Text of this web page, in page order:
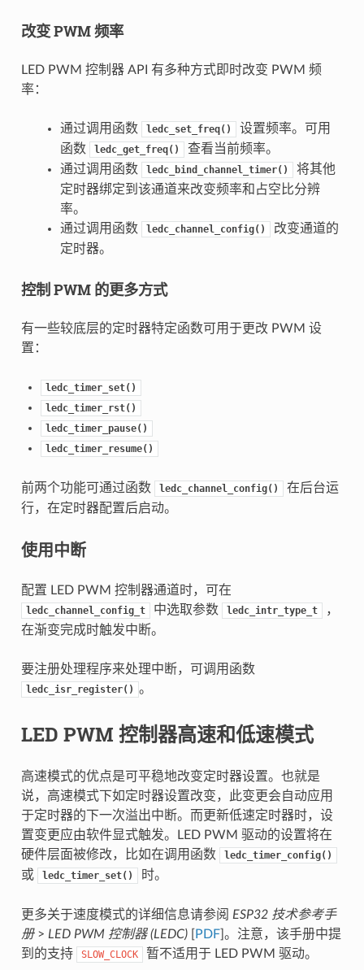
改变 PWM 频率
LED PWM 控制器 API 有多种方式即时改变 PWM 频
率：
通过调用函数 ledc_set_freq()
设置频率。可用
函数
ledc_get_freq()
查看当前频率。
通过调用函数
ledc_bind_channel_timer()
将其他
定时器绑定到该通道来改变频率和占空比分辨
率。
通过调用函数
ledc_channel_config()
改变通道的
定时器。
控制 PWM 的更多方式
有一些较底层的定时器特定函数可用于更改 PWM 设
置：
ledc_timer_set()
ledc_timer_rst()
ledc_timer_pause()
ledc_timer_resume()
前两个功能可通过函数 ledc_channel_config()
在后台运
行，在定时器配置后启动。
使用中断
配置 LED PWM 控制器通道时，可在
ledc_channel_config_t 中选取参数 ledc_intr_type_t
，
在渐变完成时触发中断。
要注册处理程序来处理中断，可调用函数
ledc_isr_register() 。
LED PWM 控制器高速和低速模式
高速模式的优点是可平稳地改变定时器设置。也就是
说，高速模式下如定时器设置改变，此变更会自动应用
于定时器的下一次溢出中断。而更新低速定时器时，设
置变更应由软件显式触发。LED PWM 驱动的设置将在
硬件层面被修改，比如在调用函数
ledc_timer_config()
或 ledc_timer_set() 时。
更多关于速度模式的详细信息请参阅 ESP32 技术参考手
册> LED PWM 控制器 (LEDC)[ PDF]。注意，该手册中提
到的支持
SLOW_CLOCK 暂不适用于 LED PWM 驱动。